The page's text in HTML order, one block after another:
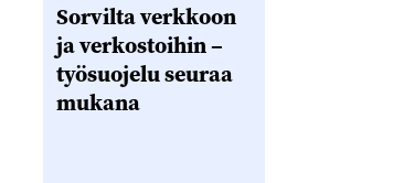
Sorvilta verkkoon
ja verkostoihin –
työsuojelu seuraa
mukana